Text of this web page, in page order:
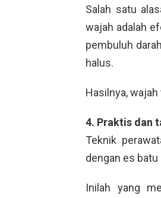
Salah satu
wajah adalah
pembuluh
halus.
Hasilnya,
4. Praktis dan
Teknik
dengan es batu
Inilah yang